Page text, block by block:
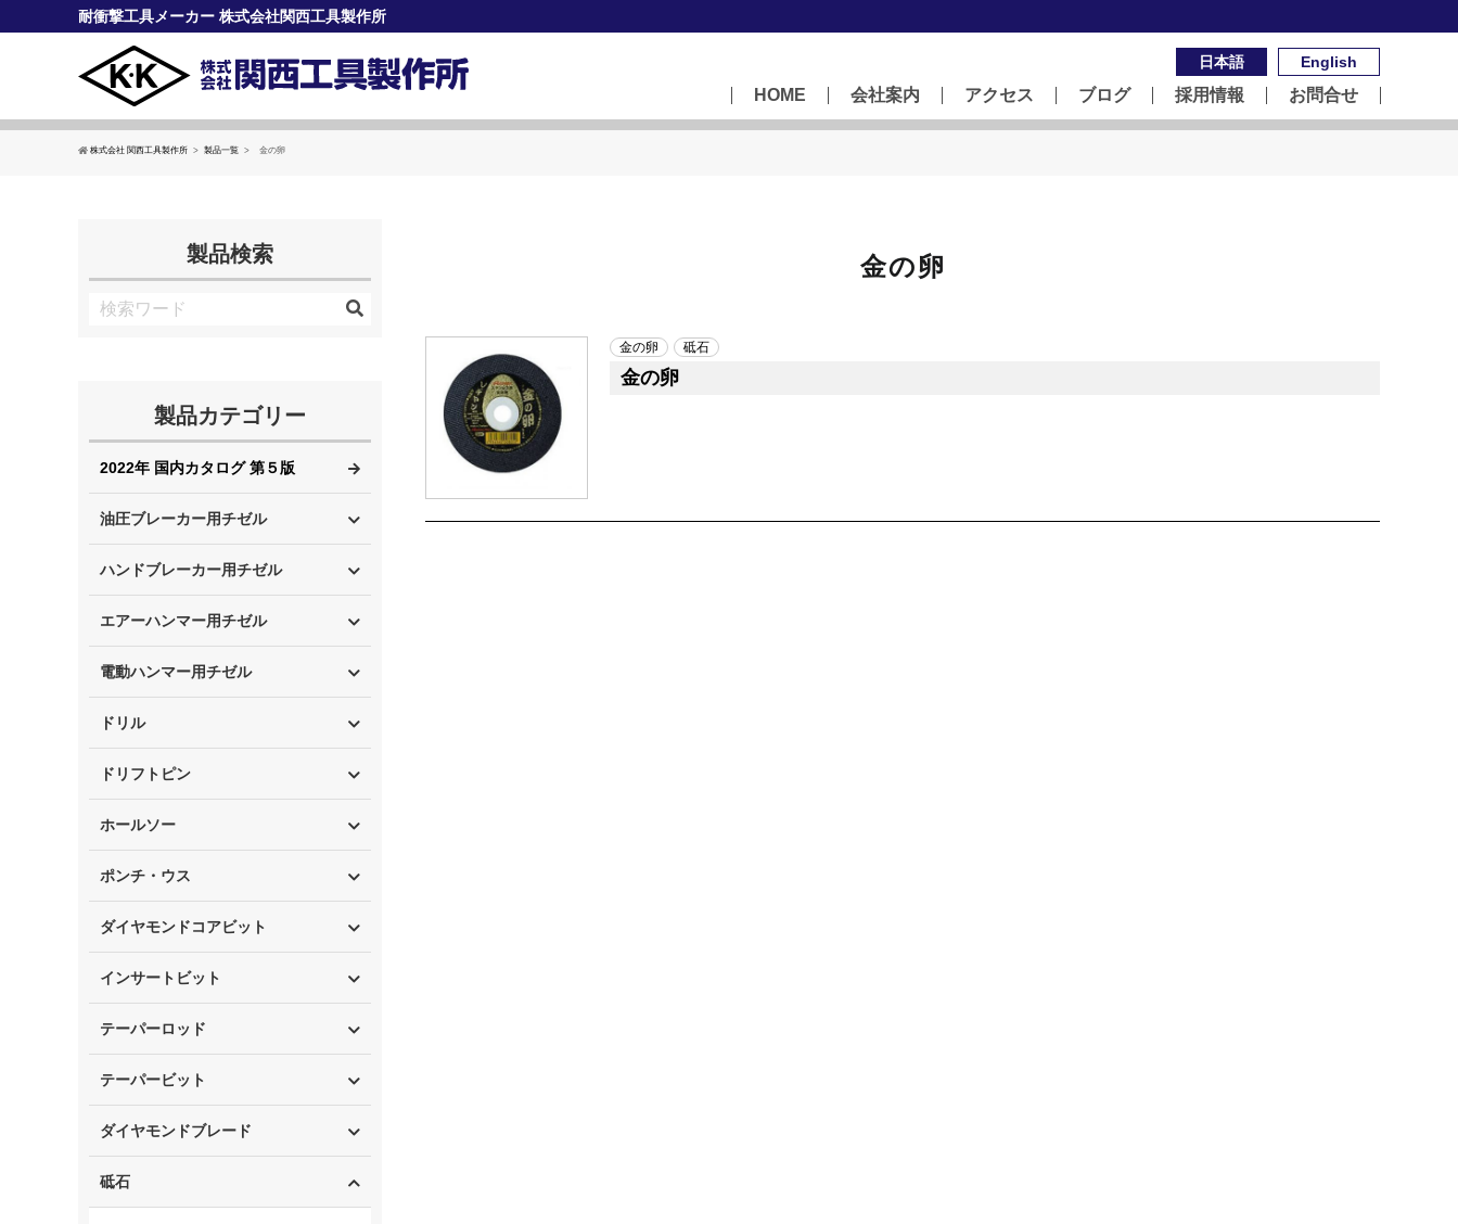
耐衝撃工具メーカー 株式会社関西工具製作所
日本語 English
HOME 会社案内 アクセス ブログ 採用情報 お問合せ
株式会社 関西工具製作所 製品一覧 金の卵
製品検索
製品カテゴリー
2022年 国内カタログ 第５版
油圧ブレーカー用チゼル
ハンドブレーカー用チゼル
エアーハンマー用チゼル
電動ハンマー用チゼル
ドリル
ドリフトピン
ホールソー
ポンチ・ウス
ダイヤモンドコアビット
インサートビット
テーパーロッド
テーパービット
ダイヤモンドブレード
砥石
金の卵
金の卵 砥石
金の卵